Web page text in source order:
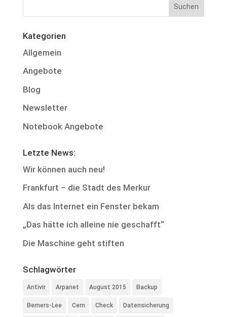
Kategorien
Allgemein
Angebote
Blog
Newsletter
Notebook Angebote
Letzte News:
Wir können auch neu!
Frankfurt – die Stadt des Merkur
Als das Internet ein Fenster bekam
„Das hätte ich alleine nie geschafft“
Die Maschine geht stiften
Schlagwörter
Antivir Arpanet August 2015 Backup
Berners-Lee Cern Check Datensicherung